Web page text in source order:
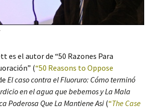
es el autor de “50 Razones Para
(“50 Reasons to Oppose
El caso contra el Fluoruro: Cómo terminó
en el agua que bebemos y La Mala
Poderosa Que La Mantiene Asi (“The Case